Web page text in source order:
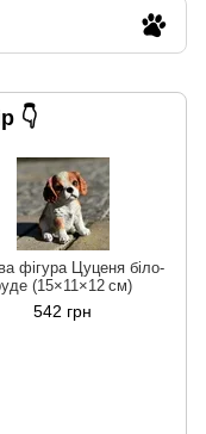
👇
фігура Цуценя біло-
(15×11×12 см)
542 грн